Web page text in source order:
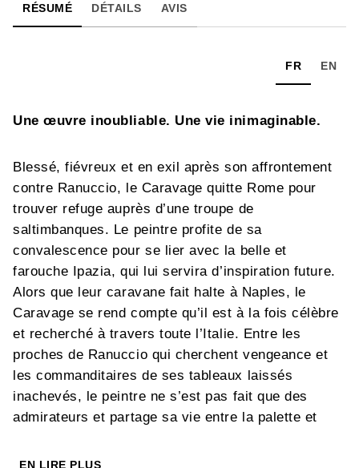
RÉSUMÉ DÉTAILS AVIS
FR EN
Une œuvre inoubliable. Une vie inimaginable.
Blessé, fiévreux et en exil après son affrontement
contre Ranuccio, le Caravage quitte Rome pour
trouver refuge auprès d’une troupe de
saltimbanques. Le peintre profite de sa
convalescence pour se lier avec la belle et
farouche Ipazia, qui lui servira d’inspiration future.
Alors que leur caravane fait halte à Naples, le
Caravage se rend compte qu’il est à la fois célèbre
et recherché à travers toute l’Italie. Entre les
proches de Ranuccio qui cherchent vengeance et
les commanditaires de ses tableaux laissés
inachevés, le peintre ne s’est pas fait que des
admirateurs et partage sa vie entre la palette et
papale, un sésame pour retourner à Rome est
EN LIRE PLUS